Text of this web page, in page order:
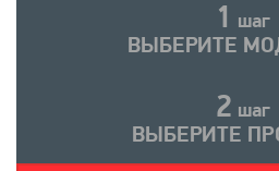
1 шаг
ВЫБЕРИТЕ
2 шаг
ВЫБЕРИТЕ